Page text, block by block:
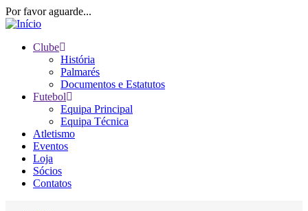
Passar
para
conteúdo
Por favor aguarde...
navigation
Clube
História
Palmarés
Documentos e Estatutos
Futebol
Equipa Principal
Equipa Técnica
Atletismo
Eventos
Loja
Sócios
Contatos